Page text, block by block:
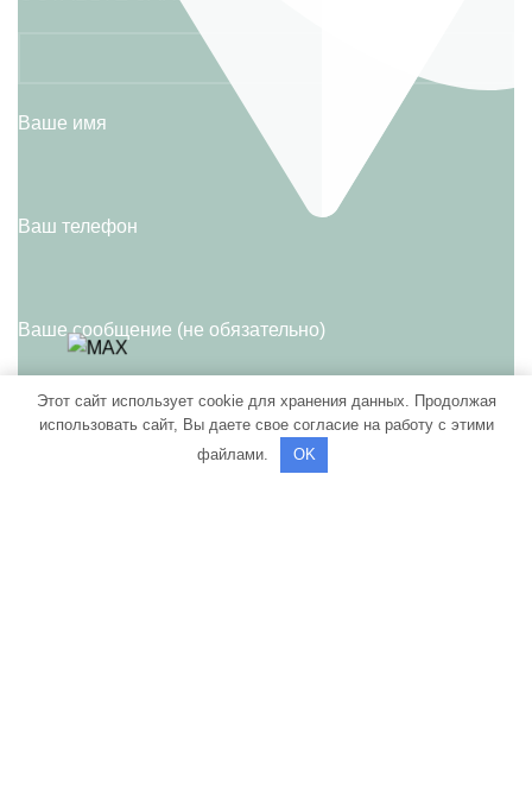
Ваше имя
Ваш телефон
Ваше сообщение (не обязательно)
Этот сайт использует cookie для хранения данных. Продолжая
использовать сайт, Вы даете свое согласие на работу с этими
файлами.
OK